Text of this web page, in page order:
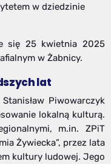
w dziedzinie
się 25 kwietnia 2025
w Żabnicy.
lat
Piwowarczyk
lokalną kulturą.
m.in. ZPiT
Żywiecka”, przez lata
kultury ludowej. Jego